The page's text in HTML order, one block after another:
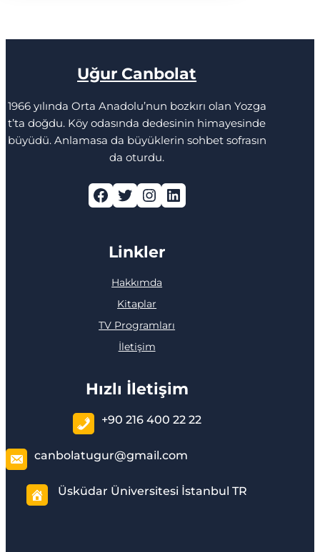
Uğur Canbolat
1966 yılında Orta Anadolu’nun bozkırı olan Yozga
t’ta doğdu. Köy odasında dedesinin himayesinde
büyüdü. Anlamasa da büyüklerin sohbet sofrasın
da oturdu.
Facebook Twitter Instagram LinkedIn
Linkler
Hakkımda
Kitaplar
TV Programları
İletişim
Hızlı İletişim
+90 216 400 22 22
canbolatugur@gmail.com
Üsküdar Üniversitesi İstanbul TR